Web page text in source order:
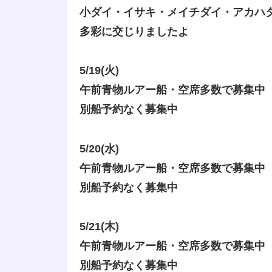
小ダイ・イサキ・メイチダイ・アカハ
多彩に交じりましたよ
5/19(火)
午前青物ルアー船・空席多数で募集中
別船予約なく募集中
5/20(水)
午前青物ルアー船・空席多数で募集中
別船予約なく募集中
5/21(木)
午前青物ルアー船・空席多数で募集中
別船予約なく募集中